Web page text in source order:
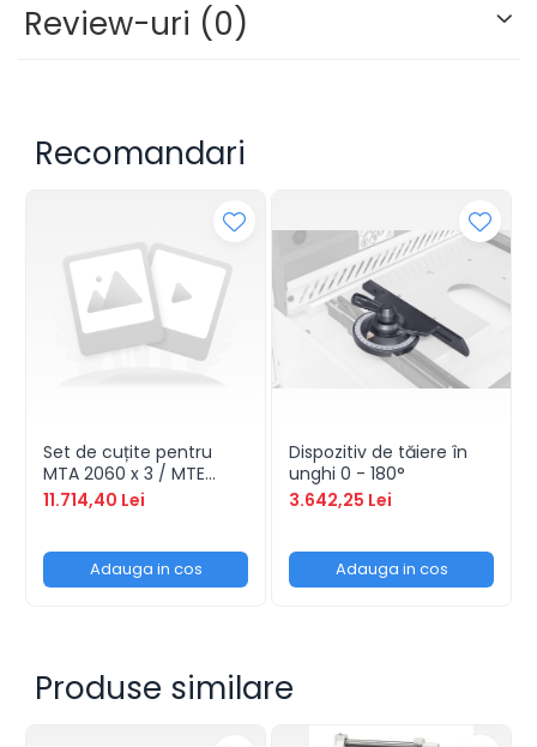
Review-uri (0)
Recomandari
Set de cuțite pentru
MTA 2060 x 3 / MTE
2060 x 3 / MTE 2060 x 4
/ MTR 2060 x 3 / MTR
11.714,40 Lei
Adauga in cos
Dispozitiv de tăiere în
unghi 0 - 180°
3.642,25 Lei
Adauga in cos
Produse similare